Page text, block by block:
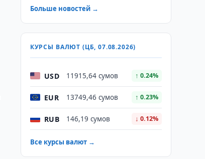
Больше новостей →
КУРСЫ ВАЛЮТ (ЦБ, 07.08.2026)
USD 11915,64 сумов ↑ 0.24%
EUR 13749,46 сумов ↑ 0.23%
RUB 146,19 сумов ↓ 0.12%
Все курсы валют →